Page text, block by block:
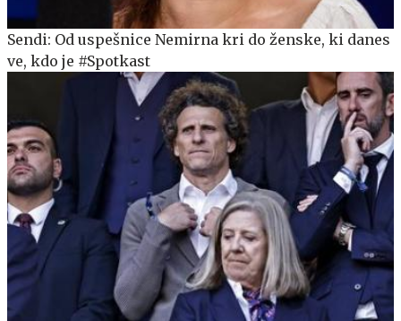
Sendi: Od uspešnice Nemirna kri do ženske, ki danes
ve, kdo je #Spotkast